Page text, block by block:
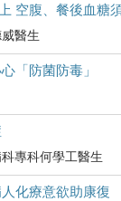
空腹、餐後血糖
醫生
「防菌防毒」
專科何學工醫生
化療意欲助康復